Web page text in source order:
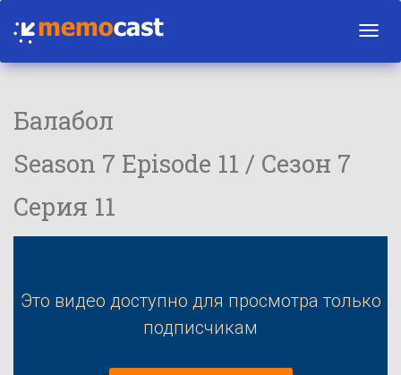
Балабол
Season 7 Episode 11 / Сезон 7
Серия 11
Это видео доступно для просмотра только
подписчикам